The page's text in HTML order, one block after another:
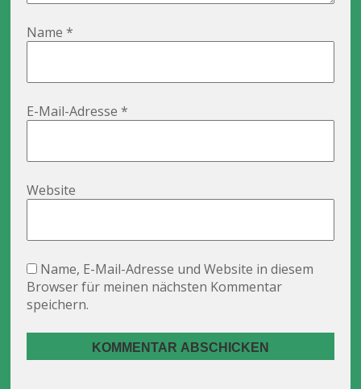
Name*
E-Mail-Adresse*
Website
Name, E-Mail-Adresse und Website in diesem
Browser für meinen nächsten Kommentar
speichern.